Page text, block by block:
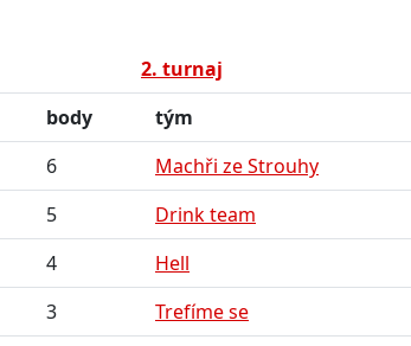
2. turnaj
body
tým
6
Machři ze Strouhy
5
Drink team
4
Hell
3
Trefíme se